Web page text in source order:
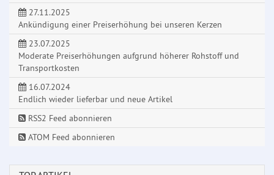
27.11.2025
Ankündigung einer Preiserhöhung bei unseren Kerzen
23.07.2025
Moderate Preiserhöhungen aufgrund höherer Rohstoff und
Transportkosten
16.07.2024
Endlich wieder lieferbar und neue Artikel
RSS2 Feed abonnieren
ATOM Feed abonnieren